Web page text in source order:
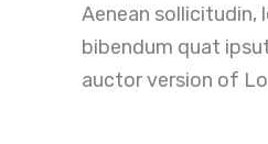
Aenean sollicitudin,
bibendum quat
auctor version of